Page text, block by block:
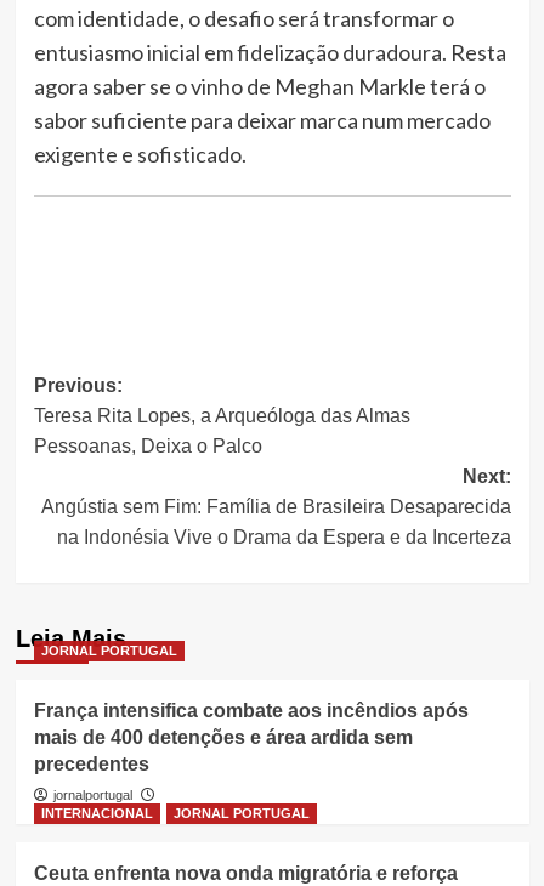
com identidade, o desafio será transformar o
entusiasmo inicial em fidelização duradoura. Resta
agora saber se o vinho de Meghan Markle terá o
sabor suficiente para deixar marca num mercado
exigente e sofisticado.
Post
navigation
Previous:
Teresa Rita Lopes, a Arqueóloga das Almas
Pessoanas, Deixa o Palco
Next:
Angústia sem Fim: Família de Brasileira Desaparecida
na Indonésia Vive o Drama da Espera e da Incerteza
Leia Mais
JORNAL PORTUGAL
França intensifica combate aos incêndios após
mais de 400 detenções e área ardida sem
precedentes
jornalportugal
INTERNACIONAL
JORNAL PORTUGAL
Ceuta enfrenta nova onda migratória e reforça